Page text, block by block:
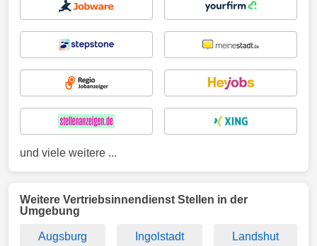
und viele weitere ...
Weitere Vertriebsinnendienst Stellen in der
Umgebung
Augsburg Ingolstadt Landshut